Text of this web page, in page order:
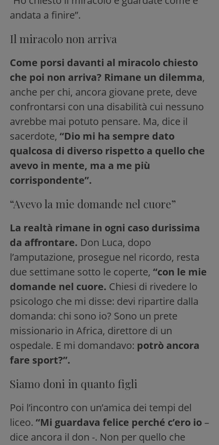
andata a finire”.
Il miracolo non arriva
Come porsi davanti al miracolo chiesto
che poi non arriva? Rimane un dilemma,
anche per chi, ancora giovane prete, deve
confrontarsi con una disabilità cui nessuno
avrebbe mai potuto pensare. Ma, dice il
sacerdote, “Dio mi ha sempre dato
qualcosa di diverso rispetto a quello che
avevo in mente, ma a me più
corrispondente”.
“Avevo la mie domande nel cuore”
La realtà rimane in ogni caso durissima
da affrontare. Don Luca, dopo
l’amputazione, prosegue nel ricordo, resta
due settimane sotto le coperte, “con le mie
domande nel cuore. Chiesi di rivedere lo
psicologo che mi disse: devi ripartire dalla
domanda: chi sono io? Sono un prete
missionario in Africa, direttore di un
ospedale. E mi domandavo: potrò ancora
fare sport?”.
Siamo doni in quanto figli
Poi l’incontro con un’amica dei tempi del
liceo. “Mi guardava felice perché c’ero io –
dice ancora il don -. Non per quello che